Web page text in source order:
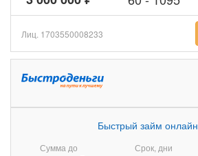
Лиц. 1703550008233
Сумма до
Быстрый займ онлайн
Срок, дни